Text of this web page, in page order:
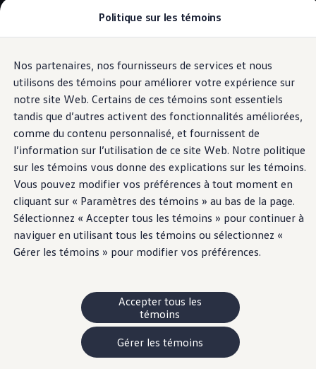
Politique sur les témoins
Nos partenaires, nos fournisseurs de services et nous
utilisons des témoins pour améliorer votre expérience sur
notre site Web. Certains de ces témoins sont essentiels
tandis que d’autres activent des fonctionnalités améliorées,
comme du contenu personnalisé, et fournissent de
l’information sur l’utilisation de ce site Web. Notre politique
sur les témoins vous donne des explications sur les témoins.
Vous pouvez modifier vos préférences à tout moment en
cliquant sur « Paramètres des témoins » au bas de la page.
Sélectionnez « Accepter tous les témoins » pour continuer à
naviguer en utilisant tous les témoins ou sélectionnez «
Gérer les témoins » pour modifier vos préférences.
Accepter tous les
témoins
Gérer les témoins
Passer
au
contenu
principal
Passer
au
pied
de
page
Modèles et offres
Comparez nos véhicules
Pourquoi un véhicule d’occasion certifié
Programmes d’entretien prépayé
Achetez des articles
Garanties et assistance routière
Pourquoi VW
Coût d'utilisation
Modèles et offres
Commandites et partenariats
À propos de Volkswagen
Services financiers
Étapes pour le financement d’une VW
Volkswagen Protection Plusᴹᴰ
Assurance VW
Fin de location
Mon compte
Propriétaires et conducteurs
Au sujet de mon véhicule
Manuel et documentation du propriétaire
Voyants et témoins lumineux
Mises à jour du logiciel du véhicule
Rappels
Voyants lumineux pour les véhicules
électriques
Système de maintien
de voie (Suivi de voie)